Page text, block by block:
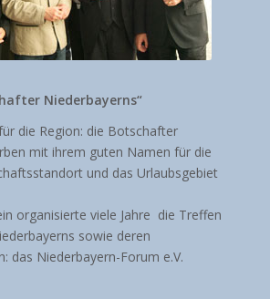
Niederbayerns“
die Region: die Botschafter
mit ihrem guten Namen für die
und das Urlaubsgebiet
organisierte viele Jahre die Treffen
sowie deren
das Niederbayern-Forum e.V.